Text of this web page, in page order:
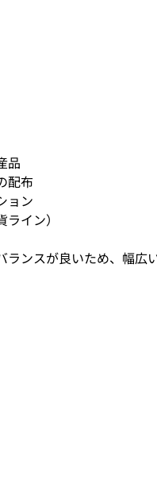
品
配布
ョン
イン）
ンスが良いため、幅広